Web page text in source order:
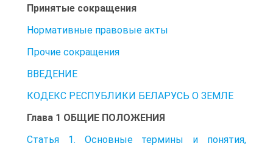
Принятые сокращения
Нормативные правовые акты
Прочие сокращения
ВВЕДЕНИЕ
КОДЕКС РЕСПУБЛИКИ БЕЛАРУСЬ О ЗЕМЛЕ
Глава 1 ОБЩИЕ ПОЛОЖЕНИЯ
Статья 1. Основные термины и понятия,